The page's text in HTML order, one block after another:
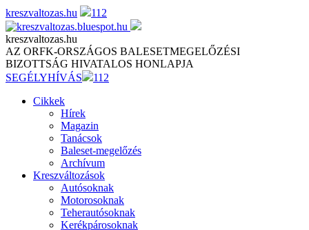
Skip
to
content
kreszvaltozas.hu 112
kreszvaltozas.hu
AZ ORFK-ORSZÁGOS BALESETMEGELŐZÉSI
BIZOTTSÁG HIVATALOS HONLAPJA
SEGÉLYHÍVÁS
112
Cikkek
Hírek
Magazin
Tanácsok
Baleset-megelőzés
Archívum
Kreszváltozások
Autósoknak
Motorosoknak
Teherautósoknak
Kerékpárosoknak